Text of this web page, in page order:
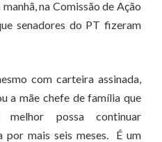
na Comissão de Ação
senadores do PT fizeram
com carteira assinada,
a mãe chefe de família que
melhor possa continuar
por mais seis meses. É um